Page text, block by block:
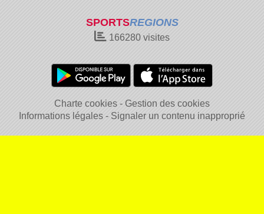
SPORTSREGIONS
166280 visites
Charte cookies
Gestion des cookies
Informations légales
Signaler un contenu inapproprié